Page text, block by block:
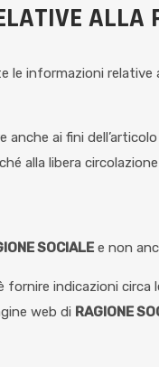
ALLA
le informazioni relative
ai fini
alla libera
SOCIALE e non
fornire indicazioni
web di RAGIONE